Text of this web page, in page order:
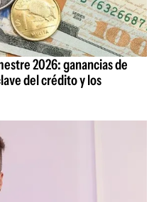
2026: ganancias de
del crédito y los